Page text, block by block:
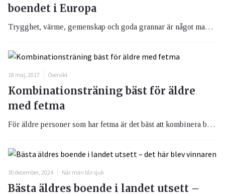
boendet i Europa
Trygghet, värme, gemenskap och goda grannar är något man som senior uppskattar och då gör det ingen skillnad vem man håller i handen. För de som växte upp på en tid då man ansågs vara både kriminell och sinnessjuk kan det då finnas en hälsosam trygghet i att på äldre dagar vara nära andra som har levt i samma situation.
18 maj, 2017 Övervikt
Kombinationsträning bäst för äldre
med fetma
För äldre personer som har fetma är det bäst att kombinera både styrka och kondition för att behålla fysisk funktion vid viktnedgång.
30 december, 2024 När man blir sjuk
Bästa äldres boende i landet utsett –